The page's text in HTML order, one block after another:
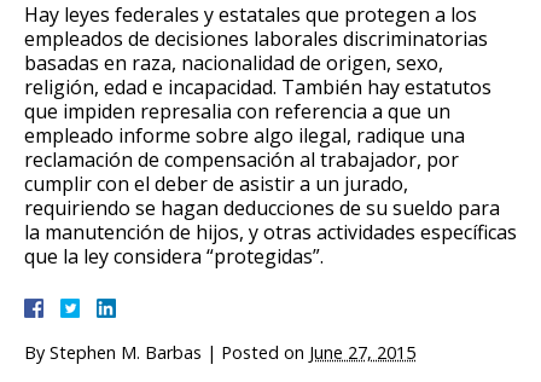
Hay leyes federales y estatales que protegen a los
empleados de decisiones laborales discriminatorias
basadas en raza, nacionalidad de origen, sexo,
religión, edad e incapacidad. También hay estatutos
que impiden represalia con referencia a que un
empleado informe sobre algo ilegal, radique una
reclamación de compensación al trabajador, por
cumplir con el deber de asistir a un jurado,
requiriendo se hagan deducciones de su sueldo para
la manutención de hijos, y otras actividades específicas
que la ley considera “protegidas”.
By Stephen M. Barbas | Posted on June 27, 2015